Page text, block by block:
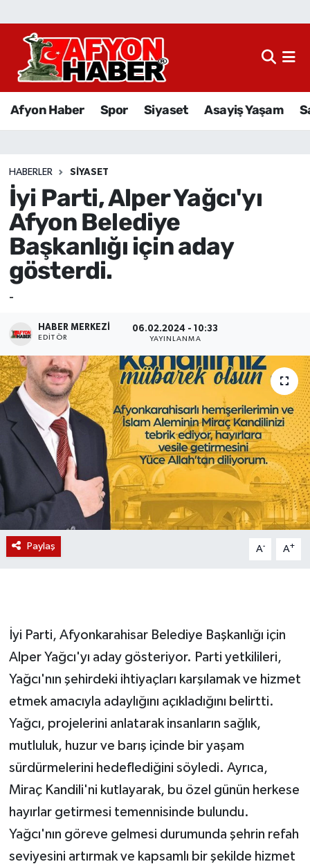
Afyon Haber Spor Siyaset Asayiş Yaşam
HABERLER SIYASET
İyi Parti, Alper Yağcı'yı
Afyon Belediye
Başkanlığı için aday
gösterdi.
-
HABER MERKEZI
EDITÖR
06.02.2024 - 10:33
YAYINLANMA
Paylaş A- A+
İyi Parti, Afyonkarahisar Belediye Başkanlığı için
Alper Yağcı'yı aday gösteriyor. Parti yetkilileri,
Yağcı'nın şehirdeki ihtiyaçları karşılamak ve hizmet
etmek amacıyla adaylığını açıkladığını belirtti.
Yağcı, projelerini anlatarak insanların sağlık,
mutluluk, huzur ve barış içinde bir yaşam
sürdürmelerini hedeflediğini söyledi. Ayrıca,
Miraç Kandili'ni kutlayarak, bu özel günün herkese
hayırlar getirmesi temennisinde bulundu.
Yağcı'nın göreve gelmesi durumunda şehrin refah
seviyesini artırmak ve kapsamlı bir şekilde hizmet
Afyon Haber
Sağlık
Eğitim
Sivil Toplum
Magazin
Etkinlikler